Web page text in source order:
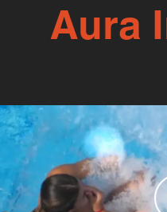
Aura